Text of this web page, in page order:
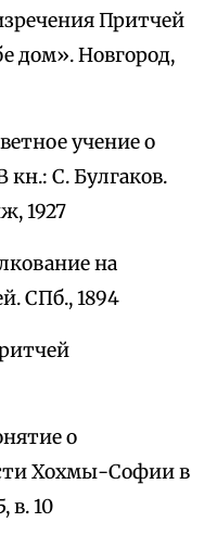
Притчей
дом». Новгород,
учение о
С. Булгаков.
1927
на
СПб., 1894
о
Хохмы-Софии в
в. 10